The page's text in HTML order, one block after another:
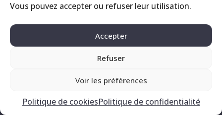
Vous pouvez accepter ou refuser leur utilisation.
Accepter
Refuser
Voir les préférences
Politique de cookiesPolitique de confidentialité